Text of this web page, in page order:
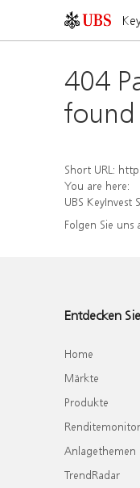
404
found
Short URL: https://
You are here:
UBS KeyInvest
Folgen Sie uns
Entdecken
Home
Märkte
Produkte
Renditemonitor
Anlagethemen
TrendRadar